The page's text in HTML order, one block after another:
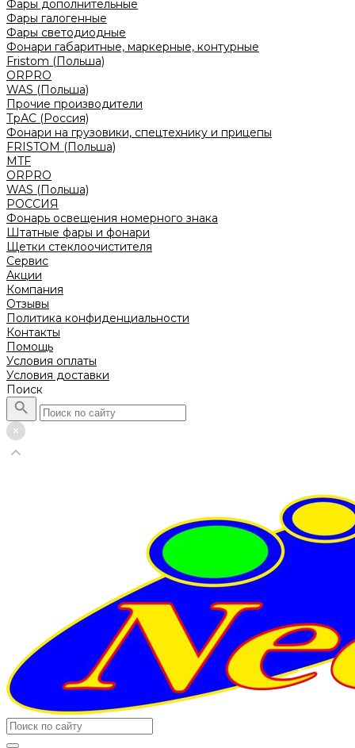
Фары дополнительные
Фары галогенные
Фары светодиодные
Фонари габаритные, маркерные, контурные
Fristom (Польша)
ORPRO
WAS (Польша)
Прочие производители
ТрАС (Россия)
Фонари на грузовики, спецтехнику и прицепы
FRISTOM (Польша)
MTF
ORPRO
WAS (Польша)
РОССИЯ
Фонарь освещения номерного знака
Штатные фары и фонари
Щетки стеклоочистителя
Сервис
Акции
Компания
Отзывы
Политика конфиденциальности
Контакты
Помощь
Условия оплаты
Условия доставки
Поиск